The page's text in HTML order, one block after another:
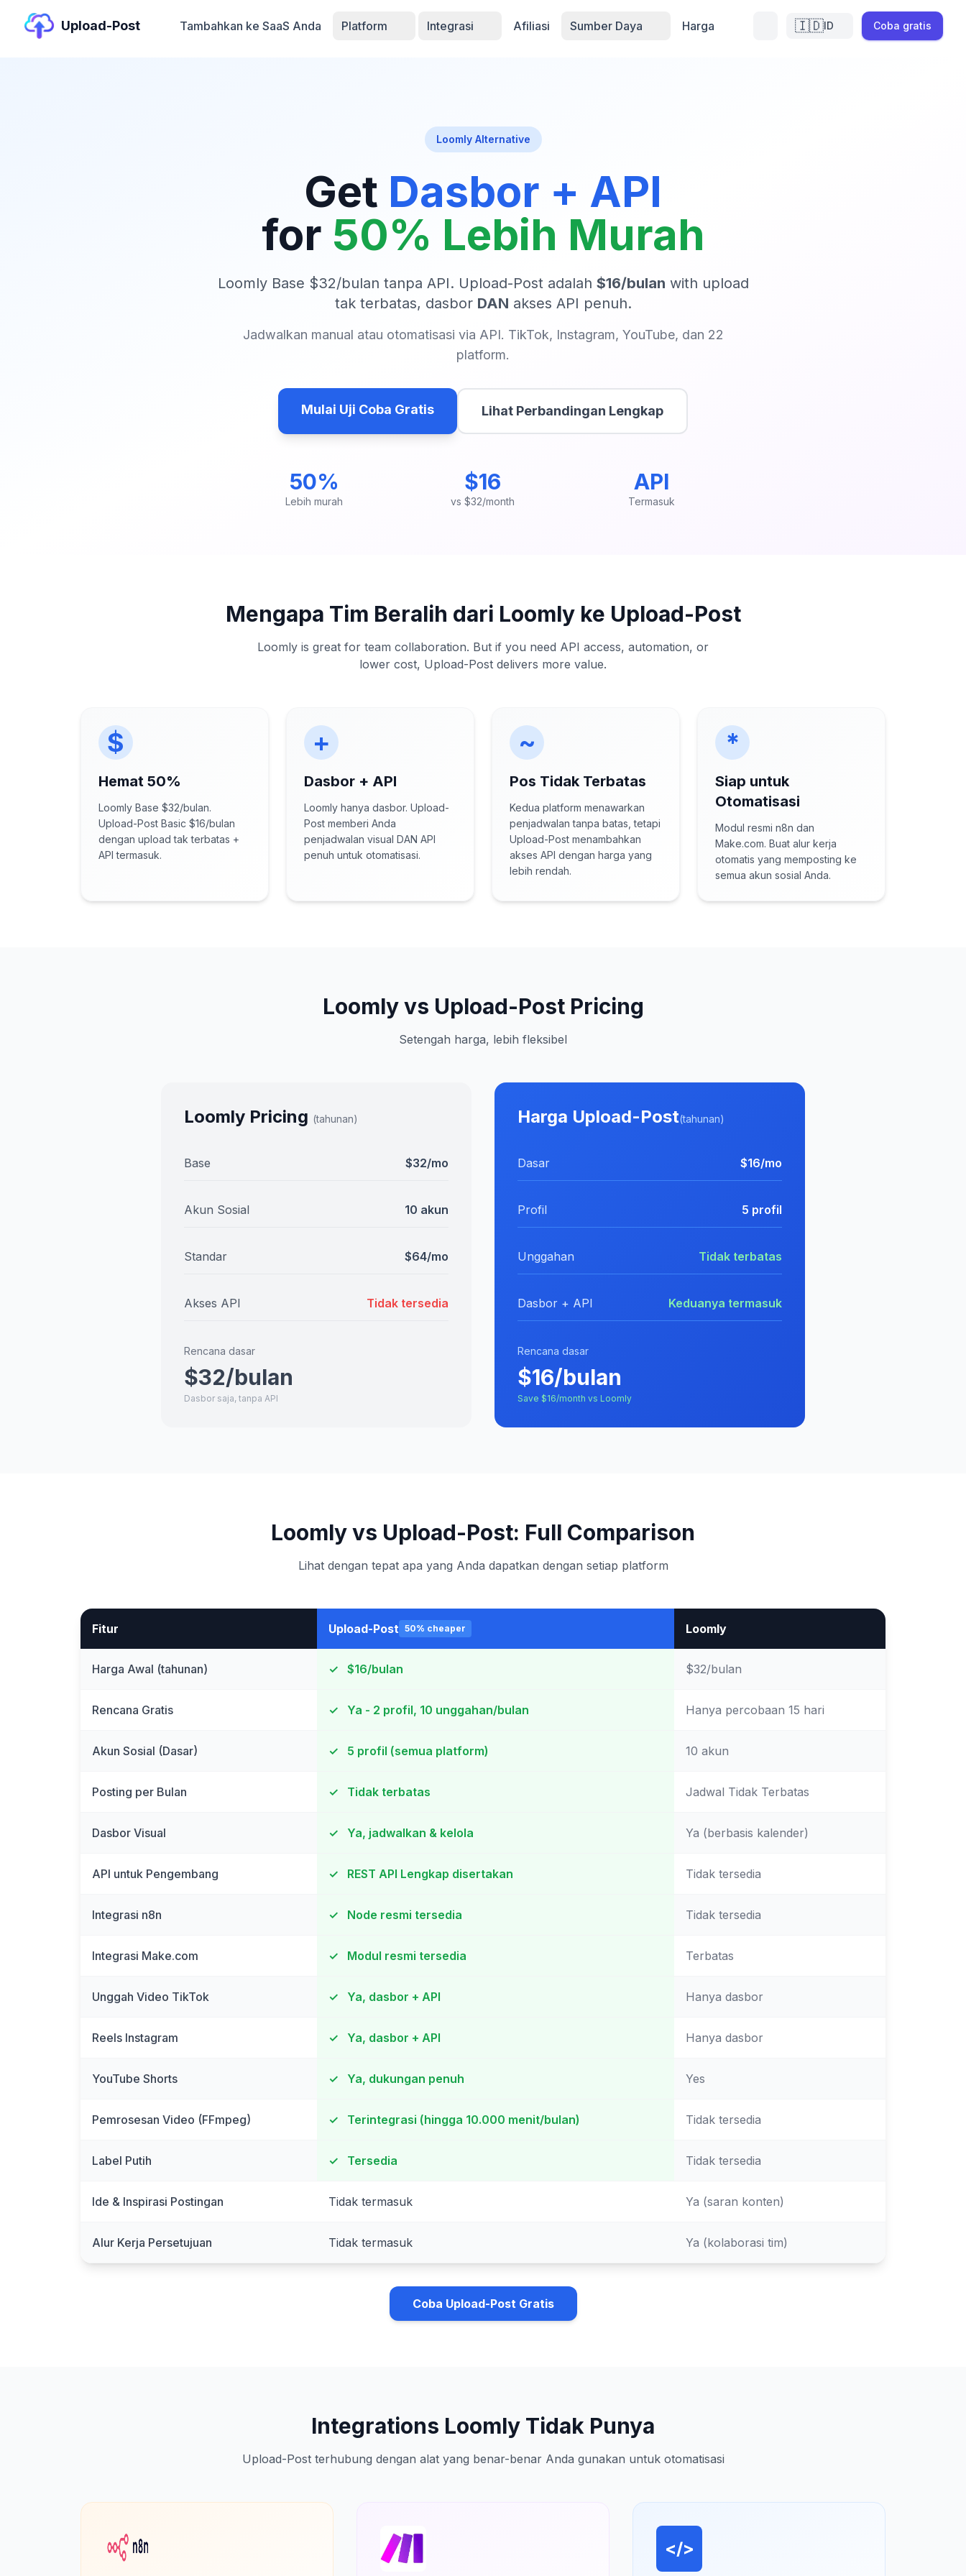
Upload-Post Tambahkan ke SaaS Anda Platform Integrasi Afiliasi Sumber Daya Harga 🇮🇩ID Coba gratis
Loomly Alternative
Get Dasbor + API
for 50% Lebih Murah
Loomly Base $32/bulan tanpa API. Upload-Post adalah $16/bulan with upload
tak terbatas, dasbor DAN akses API penuh.
Jadwalkan manual atau otomatisasi via API. TikTok, Instagram, YouTube, dan 22
platform.
Mulai Uji Coba Gratis Lihat Perbandingan Lengkap
50%
Lebih murah
$16
vs $32/month
API
Termasuk
Mengapa Tim Beralih dari Loomly ke Upload-Post
Loomly is great for team collaboration. But if you need API access, automation, or
lower cost, Upload-Post delivers more value.
$
Hemat 50%
Loomly Base $32/bulan.
Upload-Post Basic $16/bulan
dengan upload tak terbatas +
API termasuk.
+
Dasbor + API
Loomly hanya dasbor. Upload-
Post memberi Anda
penjadwalan visual DAN API
penuh untuk otomatisasi.
~
Pos Tidak Terbatas
Kedua platform menawarkan
penjadwalan tanpa batas, tetapi
Upload-Post menambahkan
akses API dengan harga yang
lebih rendah.
*
Siap untuk
Otomatisasi
Modul resmi n8n dan
Make.com. Buat alur kerja
otomatis yang memposting ke
semua akun sosial Anda.
Loomly vs Upload-Post Pricing
Setengah harga, lebih fleksibel
Loomly Pricing (tahunan)
Base $32/mo
Akun Sosial 10 akun
Standar $64/mo
Akses API Tidak tersedia
Rencana dasar
$32/bulan
Dasbor saja, tanpa API
Harga Upload-Post(tahunan)
Dasar $16/mo
Profil 5 profil
Unggahan Tidak terbatas
Dasbor + API Keduanya termasuk
Rencana dasar
$16/bulan
Save $16/month vs Loomly
Loomly vs Upload-Post: Full Comparison
Lihat dengan tepat apa yang Anda dapatkan dengan setiap platform
Fitur Upload-Post 50% cheaper Loomly
Harga Awal (tahunan) ✓ $16/bulan $32/bulan
Rencana Gratis ✓ Ya - 2 profil, 10 unggahan/bulan Hanya percobaan 15 hari
Akun Sosial (Dasar) ✓ 5 profil (semua platform) 10 akun
Posting per Bulan ✓ Tidak terbatas Jadwal Tidak Terbatas
Dasbor Visual ✓ Ya, jadwalkan & kelola Ya (berbasis kalender)
API untuk Pengembang ✓ REST API Lengkap disertakan Tidak tersedia
Integrasi n8n ✓ Node resmi tersedia Tidak tersedia
Integrasi Make.com ✓ Modul resmi tersedia Terbatas
Unggah Video TikTok ✓ Ya, dasbor + API Hanya dasbor
Reels Instagram ✓ Ya, dasbor + API Hanya dasbor
YouTube Shorts ✓ Ya, dukungan penuh Yes
Pemrosesan Video (FFmpeg) ✓ Terintegrasi (hingga 10.000 menit/bulan) Tidak tersedia
Label Putih ✓ Tersedia Tidak tersedia
Ide & Inspirasi Postingan Tidak termasuk Ya (saran konten)
Alur Kerja Persetujuan Tidak termasuk Ya (kolaborasi tim)
Coba Upload-Post Gratis
Integrations Loomly Tidak Punya
Upload-Post terhubung dengan alat yang benar-benar Anda gunakan untuk otomatisasi
</>